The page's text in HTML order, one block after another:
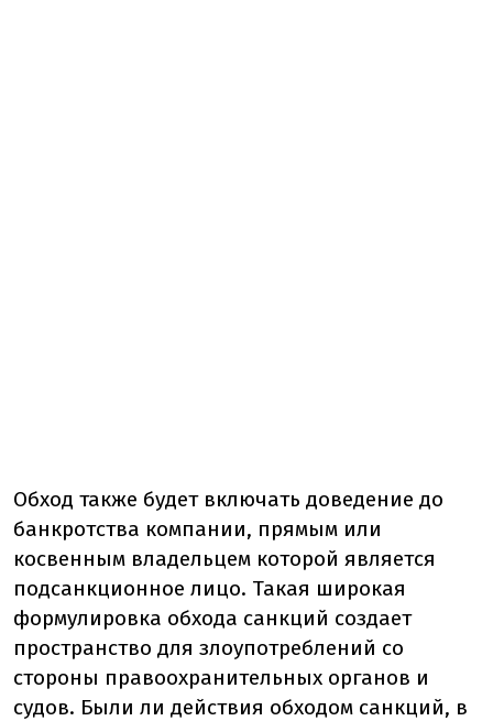
Обход также будет включать доведение до
банкротства компании, прямым или
косвенным владельцем которой является
подсанкционное лицо. Такая широкая
формулировка обхода санкций создает
пространство для злоупотреблений со
стороны правоохранительных органов и
судов. Были ли действия обходом санкций, в